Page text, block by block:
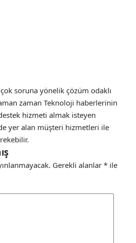
soruna yönelik çözüm odaklı
zaman Teknoloji haberlerinin
hizmeti almak isteyen
yer alan müşteri hizmetleri ile
Gerekli alanlar * ile